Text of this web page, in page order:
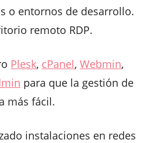
o entornos de desarrollo.
remoto RDP.
Plesk, cPanel,Webmin,
para que la gestión de
más fácil.
instalaciones en redes